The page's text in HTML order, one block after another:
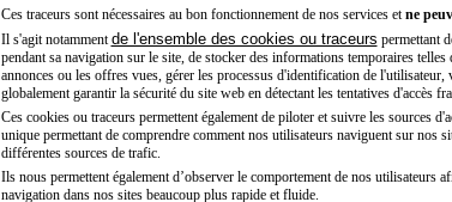
Ces traceurs sont nécessaires au bon fonctionnement de nos services et ne
Il s'agit notamment de l'ensemble des cookies ou traceurs permettant
pendant sa navigation sur le site, de stocker des informations temporaires telles
annonces ou les offres vues, gérer les processus d'identification de
globalement garantir la sécurité du site web en détectant les tentatives d'accès
Ces cookies ou traceurs permettent également de piloter et suivre les sources
unique permettant de comprendre comment nos utilisateurs naviguent sur nos
différentes sources de trafic.
Ils nous permettent également d’observer le comportement de nos utilisateurs
navigation dans nos sites beaucoup plus rapide et fluide.